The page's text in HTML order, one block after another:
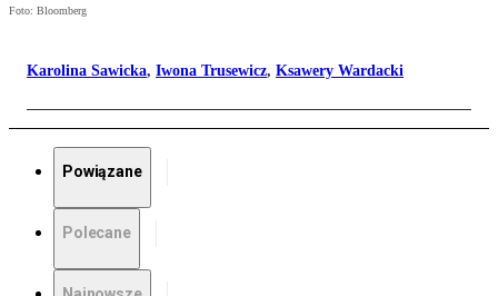
Foto: Bloomberg
Karolina Sawicka, Iwona Trusewicz, Ksawery Wardacki
Powiązane
Polecane